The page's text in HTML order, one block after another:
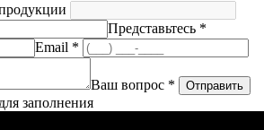
Представьтесь *
Email *
Ваш вопрос *
заполнения